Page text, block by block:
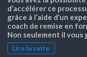
d’accélérer ce
grâce à l’aide d’un
coach de remise en
Non seulement il vous
Lire la suite